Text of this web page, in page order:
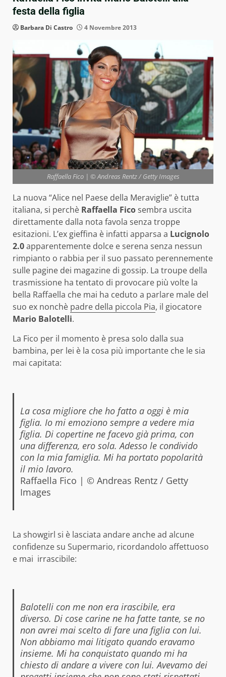
festa della figlia
Barbara Di Castro 4 Novembre 2013
Raffaella Fico | © Andreas Rentz / Getty Images
La nuova “Alice nel Paese della Meraviglie” è tutta
italiana, si perchè Raffaella Ficosembra uscita
direttamente dalla nota favola senza troppe
esitazioni. L’ex gieffina è infatti apparsa a Lucignolo
2.0apparentemente dolce e serena senza nessun
rimpianto o rabbia per il suo passato perennemente
sulle pagine dei magazine di gossip. La troupe della
trasmissione ha tentato di provocare più volte la
bella Raffaella che mai ha ceduto a parlare male del
suo ex nonchè padre della piccola Pia, il giocatore
Mario Balotelli.
La Fico per il momento è presa solo dalla sua
bambina, per lei è la cosa più importante che le sia
mai capitata:
La cosa migliore che ho fatto a oggi è mia
figlia. Io mi emoziono sempre a vedere mia
figlia. Di copertine ne facevo già prima, con
una differenza, ero sola. Adesso le condivido
con la mia famiglia. Mi ha portato popolarità
il mio lavoro.
Raffaella Fico | © Andreas Rentz / Getty
Images
La showgirl si è lasciata andare anche ad alcune
confidenze su Supermario, ricordandolo affettuoso
e mai irrascibile:
Balotelli con me non era irascibile, era
diverso. Di cose carine ne ha fatte tante, se no
non avrei mai scelto di fare una figlia con lui.
Non abbiamo mai litigato quando eravamo
insieme. Mi ha conquistato quando mi ha
chiesto di andare a vivere con lui. Avevamo dei